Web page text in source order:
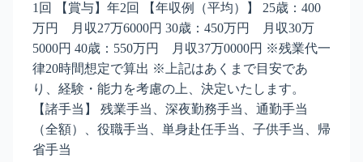
1回 【賞与】年2回 【年収例（平均）】 25歳：400
万円 月収27万6000円 30歳：450万円 月収30万
5000円 40歳：550万円 月収37万0000円 ※残業代一
律20時間想定で算出 ※上記はあくまで目安であ
り、経験・能力を考慮の上、決定いたします。
【諸手当】 残業手当、深夜勤務手当、通勤手当
（全額）、役職手当、単身赴任手当、子供手当、帰
省手当